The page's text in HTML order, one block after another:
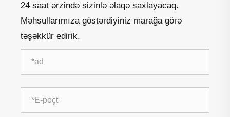
24 saat ərzində sizinlə əlaqə saxlayacaq.
Məhsullarımıza göstərdiyiniz marağa görə
təşəkkür edirik.